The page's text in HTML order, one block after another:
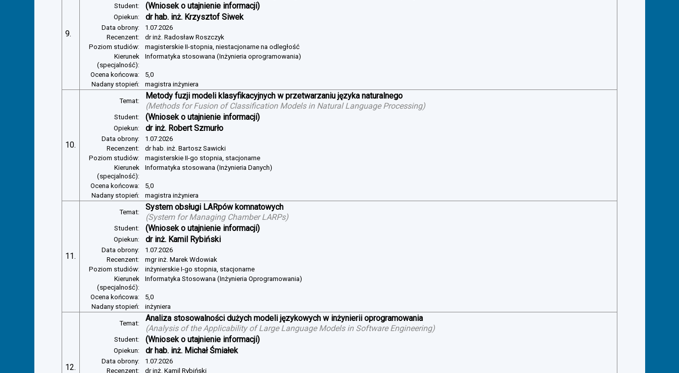
9.
Student: (Wniosek o utajnienie informacji)
Opiekun: dr hab. inż. Krzysztof Siwek
Data obrony:
1.07.2026
Recenzent:
dr inż. Radosław Roszczyk
Poziom studiów:
magisterskie II-stopnia, niestacjonarne na odległość
Kierunek
(specjalność):
Informatyka stosowana (Inżynieria oprogramowania)
Ocena końcowa:
5,0
Nadany stopień:
magistra inżyniera
10.
Temat:
Metody fuzji modeli klasyfikacyjnych w przetwarzaniu języka naturalnego
(Methods for Fusion of Classification Models in Natural Language Processing)
Student: (Wniosek o utajnienie informacji)
Opiekun: dr inż. Robert Szmurło
Data obrony:
1.07.2026
Recenzent:
dr hab. inż. Bartosz Sawicki
Poziom studiów:
magisterskie II-go stopnia, stacjonarne
Kierunek
(specjalność):
Informatyka stosowana (Inżynieria Danych)
Ocena końcowa:
5,0
Nadany stopień:
magistra inżyniera
11.
Temat:
System obsługi LARpów komnatowych
(System for Managing Chamber LARPs)
Student: (Wniosek o utajnienie informacji)
Opiekun: dr inż. Kamil Rybiński
Data obrony:
1.07.2026
Recenzent:
mgr inż. Marek Wdowiak
Poziom studiów:
inżynierskie I-go stopnia, stacjonarne
Kierunek
(specjalność):
Informatyka Stosowana (Inżynieria Oprogramowania)
Ocena końcowa:
5,0
Nadany stopień:
inżyniera
12.
Temat:
Analiza stosowalności dużych modeli językowych w inżynierii oprogramowania
(Analysis of the Applicability of Large Language Models in Software Engineering)
Student: (Wniosek o utajnienie informacji)
Opiekun: dr hab. inż. Michał Śmiałek
Data obrony:
1.07.2026
Recenzent:
dr inż. Kamil Rybiński